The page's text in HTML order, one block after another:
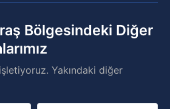
Bölgesindeki Diğer
Yakındaki diğer